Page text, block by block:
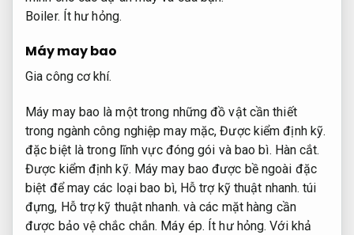
Boiler. Ít hư hỏng.
Máy may bao
Gia công cơ khí.
Máy may bao là một trong những đồ vật cần thiết
trong ngành công nghiệp may mặc,Được kiểm định kỹ.
đặc biệt là trong lĩnh vực đóng gói và bao bì. Hàn cắt.
Được kiểm định kỹ. Máy may bao được bề ngoài đặc
biệt để may các loại bao bì, Hỗ trợ kỹ thuật nhanh. túi
đựng, Hỗ trợ kỹ thuật nhanh. và các mặt hàng cần
được bảo vệ chắc chắn. Máy ép. Ít hư hỏng. Với khả